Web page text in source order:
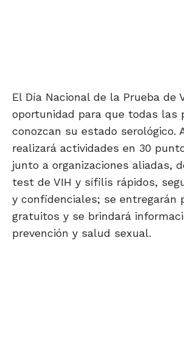
El Día Nacional de la Prueba de
oportunidad para que todas las
conozcan su estado serológico.
realizará actividades en 30
junto a organizaciones aliadas,
test de VIH y sífilis rápidos,
y confidenciales; se entregarán
gratuitos y se brindará
prevención y salud sexual.